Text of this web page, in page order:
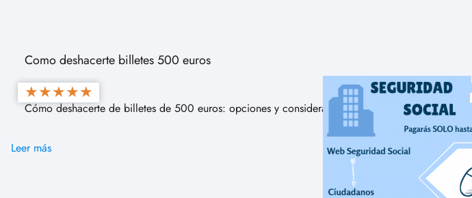
Como deshacerte billetes 500 euros
Cómo deshacerte de billetes de 500 euros: opciones y consideraciones Los billetes de 500
Leer más
★★★★★